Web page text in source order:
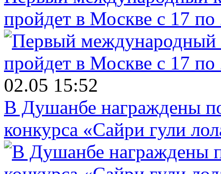
пройдет в Москве с 17 по
02.05 15:52
В Душанбе награждены
конкурса «Сайри гули